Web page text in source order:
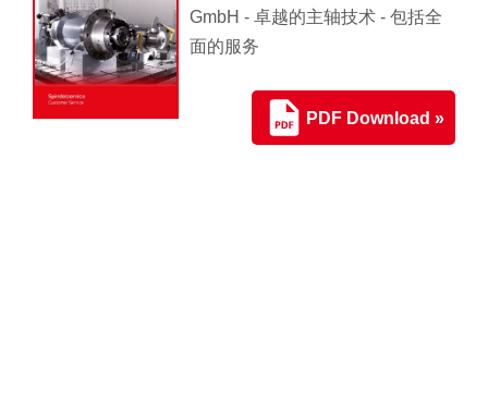
GmbH - 卓越的主轴技术 - 包括全
面的服务
PDF Download »